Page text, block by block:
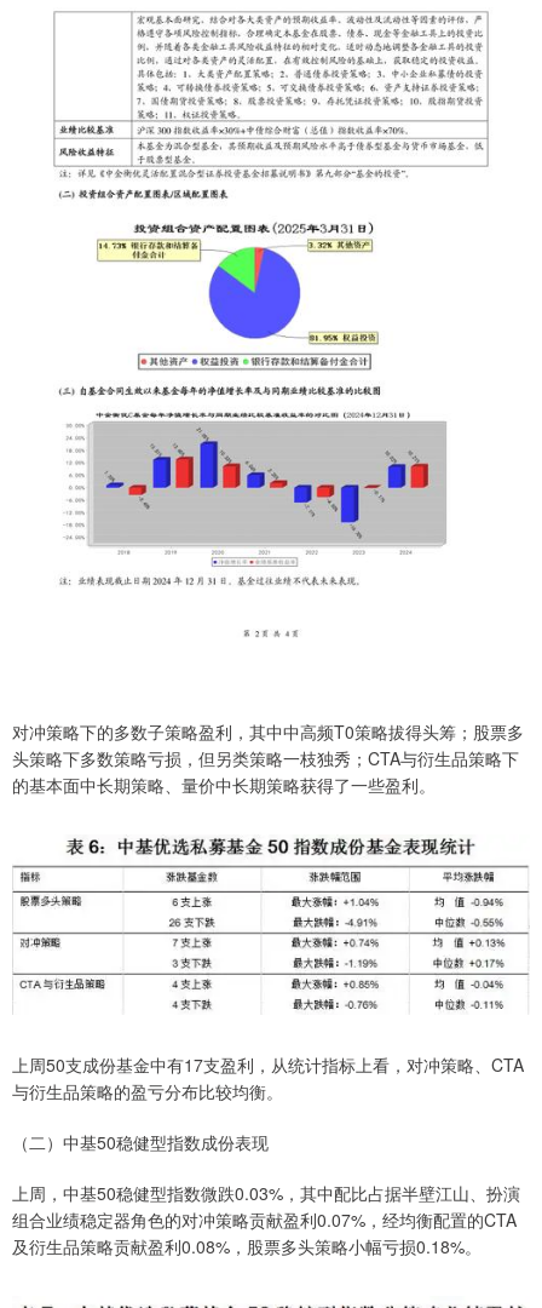
对冲策略下的多数子策略盈利，其中中高频T0策略拔得头筹；股票多
头策略下多数策略亏损，但另类策略一枝独秀；CTA与衍生品策略下
的基本面中长期策略、量价中长期策略获得了一些盈利。
上周50支成份基金中有17支盈利，从统计指标上看，对冲策略、CTA
与衍生品策略的盈亏分布比较均衡。
（二）中基50稳健型指数成份表现
上周，中基50稳健型指数微跌0.03%，其中配比占据半壁江山、扮演
组合业绩稳定器角色的对冲策略贡献盈利0.07%，经均衡配置的CTA
及衍生品策略贡献盈利0.08%，股票多头策略小幅亏损0.18%。